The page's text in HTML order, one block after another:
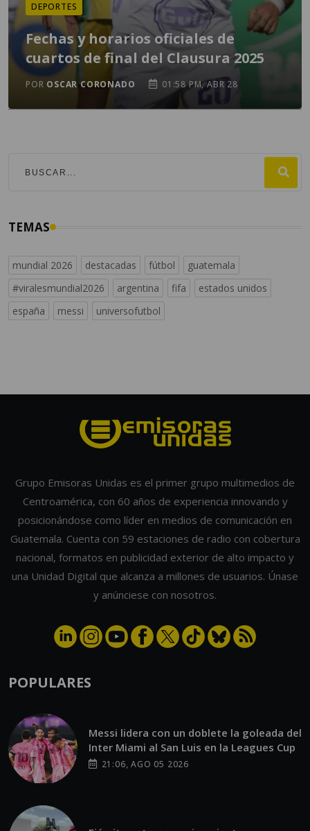
DEPORTES
Fechas y horarios oficiales de
cuartos de final del Clausura 2025
POR OSCAR CORONADO 01:58 PM, ABR 28
TEMAS
mundial 2026 destacadas fútbol
guatemala
#viralesmundial2026
argentina fifa
estados unidos
españa
messi universofutbol
Grupo Emisoras Unidas es el primer grupo multimedios de
Centroamérica, con 60 años de experiencia innovando y
posicionándose como líder en medios de comunicación en
Guatemala. Cuenta con 59 estaciones de radio con cobertura
nacional, formatos en publicidad exterior de alto impacto y
una Unidad Digital que alcanza a millones de usuarios. Únase
y anúnciese con nosotros.
POPULARES
Messi lidera con un doblete la goleada del
Inter Miami al San Luis en la Leagues Cup
21:06, AGO 05 2026